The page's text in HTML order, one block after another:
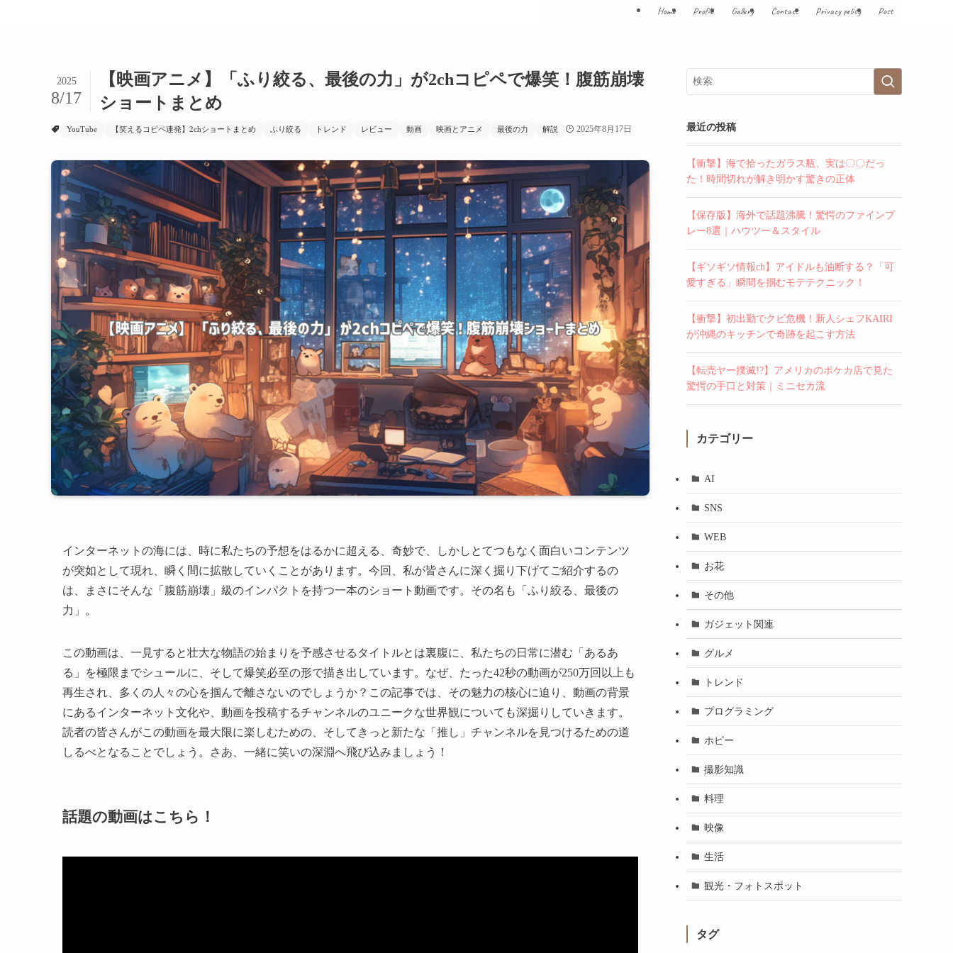
Home Profile Gallery Contact Privacy policy Post
【映画アニメ】「ふり絞る、最後の力」が2chコピペで爆笑！腹筋崩壊
ショートまとめ
2025
8/17
YouTube 【笑えるコピペ連発】2chショートまとめ ふり絞る トレンド レビュー 動画 映画とアニメ 最後の力 解説 2025年8月17日
インターネットの海には、時に私たちの予想をはるかに超える、奇妙で、しかしとてつもなく面白いコンテンツ
が突如として現れ、瞬く間に拡散していくことがあります。今回、私が皆さんに深く掘り下げてご紹介するの
は、まさにそんな「腹筋崩壊」級のインパクトを持つ一本のショート動画です。その名も「ふり絞る、最後の
力」。
この動画は、一見すると壮大な物語の始まりを予感させるタイトルとは裏腹に、私たちの日常に潜む「あるあ
る」を極限までシュールに、そして爆笑必至の形で描き出しています。なぜ、たった42秒の動画が250万回以上も
再生され、多くの人々の心を掴んで離さないのでしょうか？この記事では、その魅力の核心に迫り、動画の背景
にあるインターネット文化や、動画を投稿するチャンネルのユニークな世界観についても深掘りしていきます。
読者の皆さんがこの動画を最大限に楽しむための、そしてきっと新たな「推し」チャンネルを見つけるための道
しるべとなることでしょう。さあ、一緒に笑いの深淵へ飛び込みましょう！
話題の動画はこちら！
最近の投稿
【衝撃】海で拾ったガラス瓶、実は〇〇だっ
た！時間切れが解き明かす驚きの正体
【保存版】海外で話題沸騰！驚愕のファインプ
レー8選｜ハウツー＆スタイル
【ギソギソ情報ch】アイドルも油断する？「可
愛すぎる」瞬間を掴むモテテクニック！
【衝撃】初出勤でクビ危機！新人シェフKAIRI
が沖縄のキッチンで奇跡を起こす方法
【転売ヤー撲滅!?】アメリカのポケカ店で見た
驚愕の手口と対策｜ミニセカ流
カテゴリー
AI
SNS
WEB
お花
その他
ガジェット関連
グルメ
トレンド
プログラミング
ホビー
撮影知識
料理
映像
生活
観光・フォトスポット
タグ